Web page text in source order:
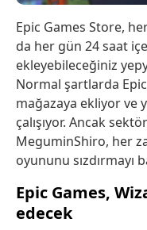
Epic Games Store,
da her gün 24 saat
ekleyebileceğiniz
Normal şartlarda
mağazaya ekliyor ve
çalışıyor. Ancak
MeguminShiro, her
oyununu sızdırmayı
Epic Games,
edecek